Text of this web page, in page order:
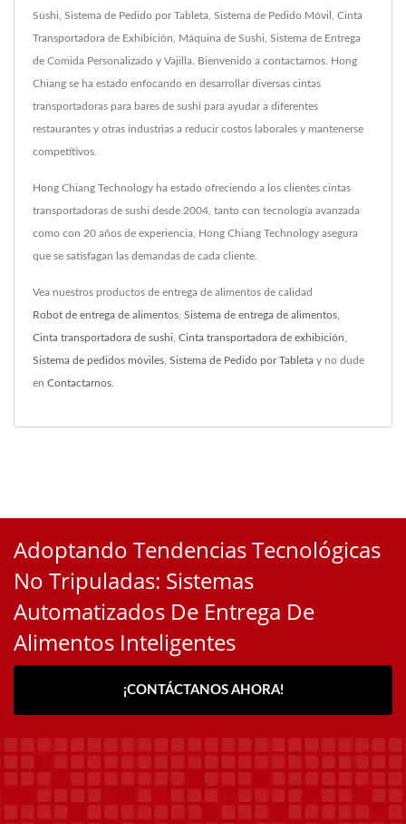
Sushi, Sistema de Pedido por Tableta, Sistema de Pedido Móvil, Cinta
Transportadora de Exhibición, Máquina de Sushi, Sistema de Entrega
de Comida Personalizado y Vajilla. Bienvenido a contactarnos. Hong
Chiang se ha estado enfocando en desarrollar diversas cintas
transportadoras para bares de sushi para ayudar a diferentes
restaurantes y otras industrias a reducir costos laborales y mantenerse
competitivos.
Hong Chiang Technology ha estado ofreciendo a los clientes cintas
transportadoras de sushi desde 2004, tanto con tecnología avanzada
como con 20 años de experiencia, Hong Chiang Technology asegura
que se satisfagan las demandas de cada cliente.
Vea nuestros productos de entrega de alimentos de calidad
Robot de entrega de alimentos, Sistema de entrega de alimentos,
Cinta transportadora de sushi, Cinta transportadora de exhibición,
Sistema de pedidos móviles, Sistema de Pedido por Tableta y no dude
en Contactarnos.
Adoptando Tendencias Tecnológicas
No Tripuladas: Sistemas
Automatizados De Entrega De
Alimentos Inteligentes
¡CONTÁCTANOS AHORA!